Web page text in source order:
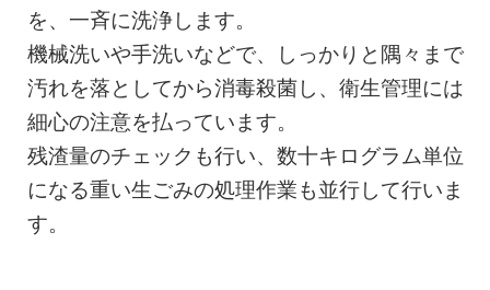
を、一斉に洗浄します。
機械洗いや手洗いなどで、しっかりと隅々まで
汚れを落としてから消毒殺菌し、衛生管理には
細心の注意を払っています。
残渣量のチェックも行い、数十キログラム単位
になる重い生ごみの処理作業も並行して行いま
す。